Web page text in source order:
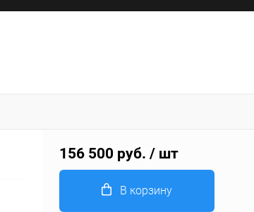
156 500 руб. / шт
В корзину